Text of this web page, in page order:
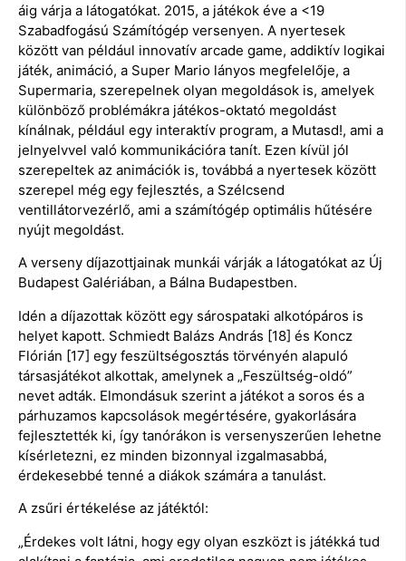
áig várja a látogatókat. 2015, a játékok éve a <19
Szabadfogású Számítógép versenyen. A nyertesek
között van például innovatív arcade game, addiktív logikai
játék, animáció, a Super Mario lányos megfelelője, a
Supermaria, szerepelnek olyan megoldások is, amelyek
különböző problémákra játékos-oktató megoldást
kínálnak, például egy interaktív program, a Mutasd!, ami a
jelnyelvvel való kommunikációra tanít. Ezen kívül jól
szerepeltek az animációk is, továbbá a nyertesek között
szerepel még egy fejlesztés, a Szélcsend
ventillátorvezérlő, ami a számítógép optimális hűtésére
nyújt megoldást.
A verseny díjazottjainak munkái várják a látogatókat az Új
Budapest Galériában, a Bálna Budapestben.
Idén a díjazottak között egy sárospataki alkotópáros is
helyet kapott. Schmiedt Balázs András [18] és Koncz
Flórián [17] egy feszültségosztás törvényén alapuló
társasjátékot alkottak, amelynek a „Feszültség-oldó”
nevet adták. Elmondásuk szerint a játékot a soros és a
párhuzamos kapcsolások megértésére, gyakorlására
fejlesztették ki, így tanórákon is versenyszerűen lehetne
kísérletezni, ez minden bizonnyal izgalmasabbá,
érdekesebbé tenné a diákok számára a tanulást.
A zsűri értékelése az játéktól:
„Érdekes volt látni, hogy egy olyan eszközt is játékká tud